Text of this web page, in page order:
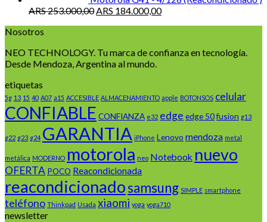
ARS253.000,00 El
ARS 253.000,00.
ARS 184.000,00El
ARS 184.000,00.
Nosotros
NEO TECHNOLOGY. Tu marca de confianza en tecnología.
Desde Mendoza, Argentina al mundo.
etiquetas
5g 13 15 40 A07 a15 ACCESIBLE ALMACENAMIENTO apple BOTONSOS celular
CONFIABLE CONFIANZA e32 edge edge 50fusion g13
g22 g23 g24 GARANTIA iPhone Lenovo mendoza metal
metálica MODERNO motorola neo Notebook nuevo
OFERTA POCO Reacondicionada
reacondicionadosamsung SIMPLE smartphone
teléfono Thinkpad Usada xiaomi yoga yoga710
newsletter